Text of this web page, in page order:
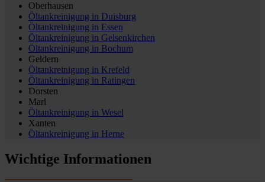
Oberhausen
Öltankreinigung in Duisburg
Öltankreinigung in Essen
Öltankreinigung in Gelsenkirchen
Öltankreinigung in Bochum
Geldern
Öltankreinigung in Krefeld
Öltankreinigung in Ratingen
Dorsten
Marl
Öltankreinigung in Wesel
Xanten
Öltankreinigung in Herne
Wichtige Informationen